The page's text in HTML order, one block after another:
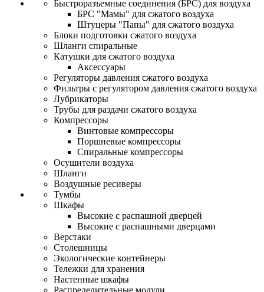
Быстроразъемные соединения (БРС) для воздуха
БРС "Мамы" для сжатого воздуха
Штуцеры "Папы" для сжатого воздуха
Блоки подготовки сжатого воздуха
Шланги спиральные
Катушки для сжатого воздуха
Аксессуары
Регуляторы давления сжатого воздуха
Фильтры с регулятором давления сжатого воздуха
Лубрикаторы
Трубы для раздачи сжатого воздуха
Компрессоры
Винтовые компрессоры
Поршневые компрессоры
Спиральные компрессоры
Осушители воздуха
Шланги
Воздушные ресиверы
Тумбы
Шкафы
Высокие с распашной дверцей
Высокие с распашными дверцами
Верстаки
Столешницы
Экологические контейнеры
Тележки для хранения
Настенные шкафы